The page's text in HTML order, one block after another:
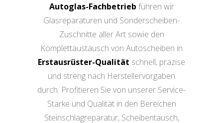
Autoglas-Fachbetrieb führen wir
Glasreparaturen und Sonderscheiben-
Zuschnitte aller Art sowie den
Komplettaustausch von Autoscheiben in
Erstausrüster-Qualität schnell, präzise
und streng nach Herstellervorgaben
durch. Profitieren Sie von unserer Service-
Stärke und Qualität in den Bereichen
Steinschlagreparatur, Scheibentausch,